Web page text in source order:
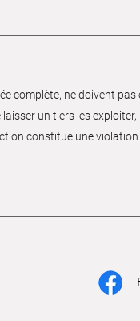
complète, ne doivent
un tiers les
constitue une violation